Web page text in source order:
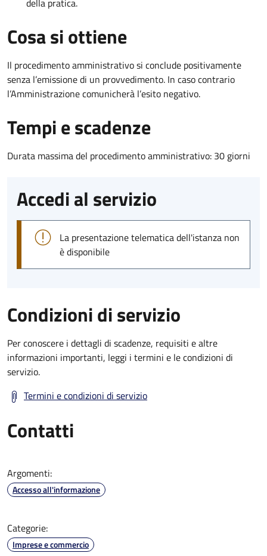
della pratica.
Cosa si ottiene
Il procedimento amministrativo si conclude positivamente
senza l’emissione di un provvedimento. In caso contrario
l’Amministrazione comunicherà l’esito negativo.
Tempi e scadenze
Durata massima del procedimento amministrativo: 30 giorni
Accedi al servizio
La presentazione telematica dell'istanza non
è disponibile
Condizioni di servizio
Per conoscere i dettagli di scadenze, requisiti e altre
informazioni importanti, leggi i termini e le condizioni di
servizio.
Termini e condizioni di servizio
Contatti
Argomenti:
Accesso all'informazione
Categorie:
Imprese e commercio